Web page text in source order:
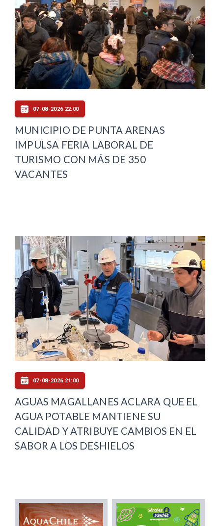
07-08-2026 22:00
MUNICIPIO DE PUNTA ARENAS
IMPULSA FERIA LABORAL DE
TURISMO CON MÁS DE 350
VACANTES
07-08-2026 21:00
AGUAS MAGALLANES ACLARA QUE EL
AGUA POTABLE MANTIENE SU
CALIDAD Y ATRIBUYE CAMBIOS EN EL
SABOR A LOS DESHIELOS